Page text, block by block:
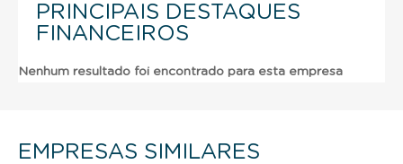
PRINCIPAIS DESTAQUES
FINANCEIROS
Nenhum resultado foi encontrado para esta empresa
EMPRESAS SIMILARES